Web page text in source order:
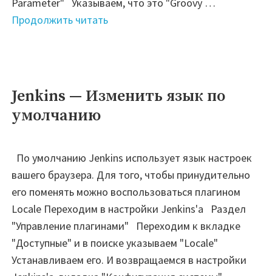
Parameter" Указываем, что это "Groovy …
Продолжить читать"Jenkins
branch"
Jenkins — Изменить язык по
умолчанию
По умолчанию Jenkins использует язык настроек
вашего браузера. Для того, чтобы принудительно
его поменять можно воспользоваться плагином
Locale Переходим в настройки Jenkins'а Раздел
"Управление плагинами" Переходим к вкладке
"Доступные" и в поиске указываем "Locale"
Устанавливаем его. И возвращаемся в настройки